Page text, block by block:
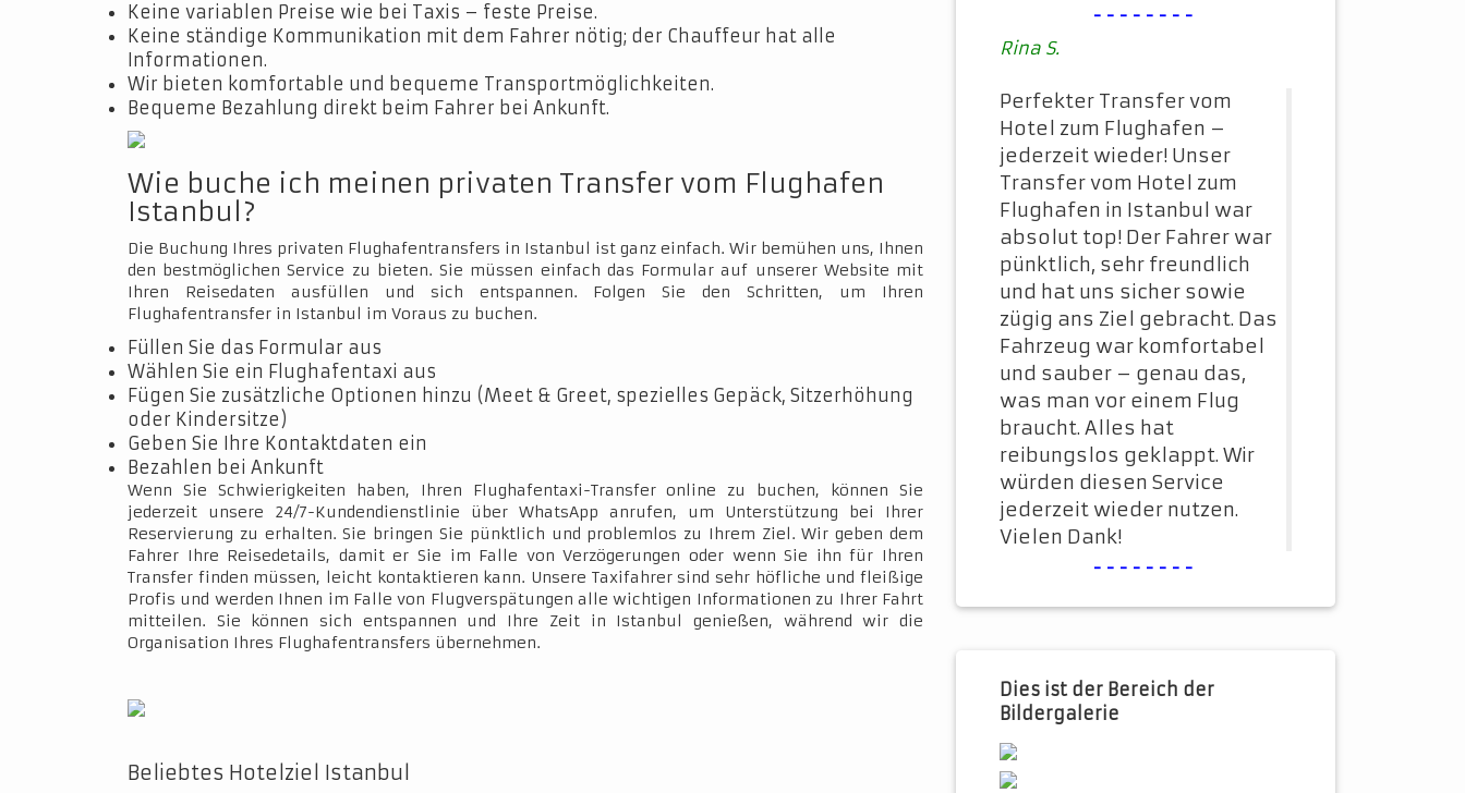
Keine variablen Preise wie bei Taxis – feste Preise.
Keine ständige Kommunikation mit dem Fahrer nötig; der Chauffeur hat alle
Informationen.
Wir bieten komfortable und bequeme Transportmöglichkeiten.
Bequeme Bezahlung direkt beim Fahrer bei Ankunft.
Wie buche ich meinen privaten Transfer vom Flughafen
Istanbul?
Die Buchung Ihres privaten Flughafentransfers in Istanbul ist ganz einfach. Wir bemühen uns, Ihnen
den bestmöglichen Service zu bieten. Sie müssen einfach das Formular auf unserer Website mit
Ihren Reisedaten ausfüllen und sich entspannen. Folgen Sie den Schritten, um Ihren
Flughafentransfer in Istanbul im Voraus zu buchen.
Füllen Sie das Formular aus
Wählen Sie ein Flughafentaxi aus
Fügen Sie zusätzliche Optionen hinzu (Meet & Greet, spezielles Gepäck, Sitzerhöhung
oder Kindersitze)
Geben Sie Ihre Kontaktdaten ein
Bezahlen bei Ankunft
Wenn Sie Schwierigkeiten haben, Ihren Flughafentaxi-Transfer online zu buchen, können Sie
jederzeit unsere 24/7-Kundendienstlinie über WhatsApp anrufen, um Unterstützung bei Ihrer
Reservierung zu erhalten. Sie bringen Sie pünktlich und problemlos zu Ihrem Ziel. Wir geben dem
Fahrer Ihre Reisedetails, damit er Sie im Falle von Verzögerungen oder wenn Sie ihn für Ihren
Transfer finden müssen, leicht kontaktieren kann. Unsere Taxifahrer sind sehr höfliche und fleißige
Profis und werden Ihnen im Falle von Flugverspätungen alle wichtigen Informationen zu Ihrer Fahrt
mitteilen. Sie können sich entspannen und Ihre Zeit in Istanbul genießen, während wir die
Organisation Ihres Flughafentransfers übernehmen.
Beliebtes Hotelziel Istanbul
--------
Rina S.
Perfekter Transfer vom
Hotel zum Flughafen –
jederzeit wieder! Unser
Transfer vom Hotel zum
Flughafen in Istanbul war
absolut top! Der Fahrer war
pünktlich, sehr freundlich
und hat uns sicher sowie
zügig ans Ziel gebracht. Das
Fahrzeug war komfortabel
und sauber – genau das,
was man vor einem Flug
braucht. Alles hat
reibungslos geklappt. Wir
würden diesen Service
jederzeit wieder nutzen.
Vielen Dank!
--------
Dies ist der Bereich der
Bildergalerie